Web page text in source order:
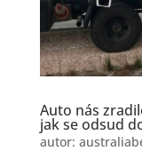
Auto nás
jak se odsud
autor: